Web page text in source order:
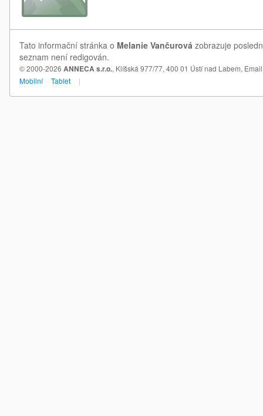
Tato informační stránka o Melanie Vančurová zobrazuje
seznam není redigován.
© 2000-2026 ANNECA s.r.o., Klíšská 977/77, 400 01 Ústí nad Labem,
Mobilní
Tablet |